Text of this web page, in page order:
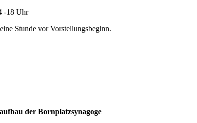
-18 Uhr
Stunde vor Vorstellungsbeginn.
der Bornplatzsynagoge